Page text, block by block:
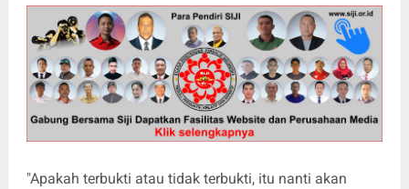
"Apakah terbukti atau tidak terbukti, itu nanti akan